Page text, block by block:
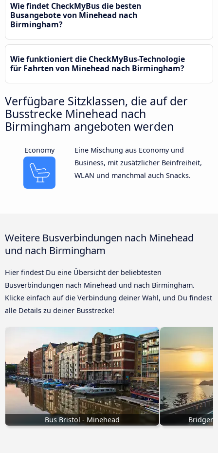
Wie findet CheckMyBus die besten
Busangebote von Minehead nach
Birmingham?
Wie funktioniert die CheckMyBus-Technologie
für Fahrten von Minehead nach Birmingham?
Verfügbare Sitzklassen, die auf der
Busstrecke Minehead nach
Birmingham angeboten werden
Economy
Eine Mischung aus Economy und
Business, mit zusätzlicher Beinfreiheit,
WLAN und manchmal auch Snacks.
Weitere Busverbindungen nach Minehead
und nach Birmingham
Hier findest Du eine Übersicht der beliebtesten
Busverbindungen nach Minehead und nach Birmingham.
Klicke einfach auf die Verbindung deiner Wahl, und Du findest
alle Details zu deiner Busstrecke!
Bus Bristol - Minehead